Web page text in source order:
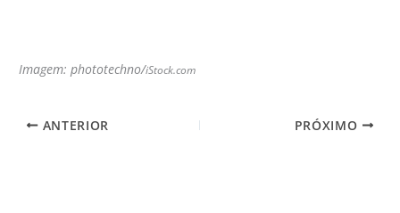
Imagem:phototechno/iStock.com
ANTERIOR PRÓXIMO